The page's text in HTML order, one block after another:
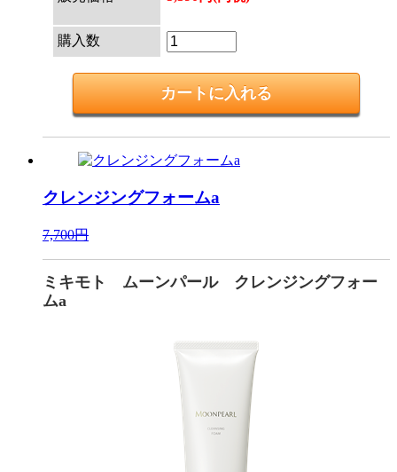
購入数
クレンジングフォームa
7,700円
ミキモト ムーンパール クレンジングフォー
ムa